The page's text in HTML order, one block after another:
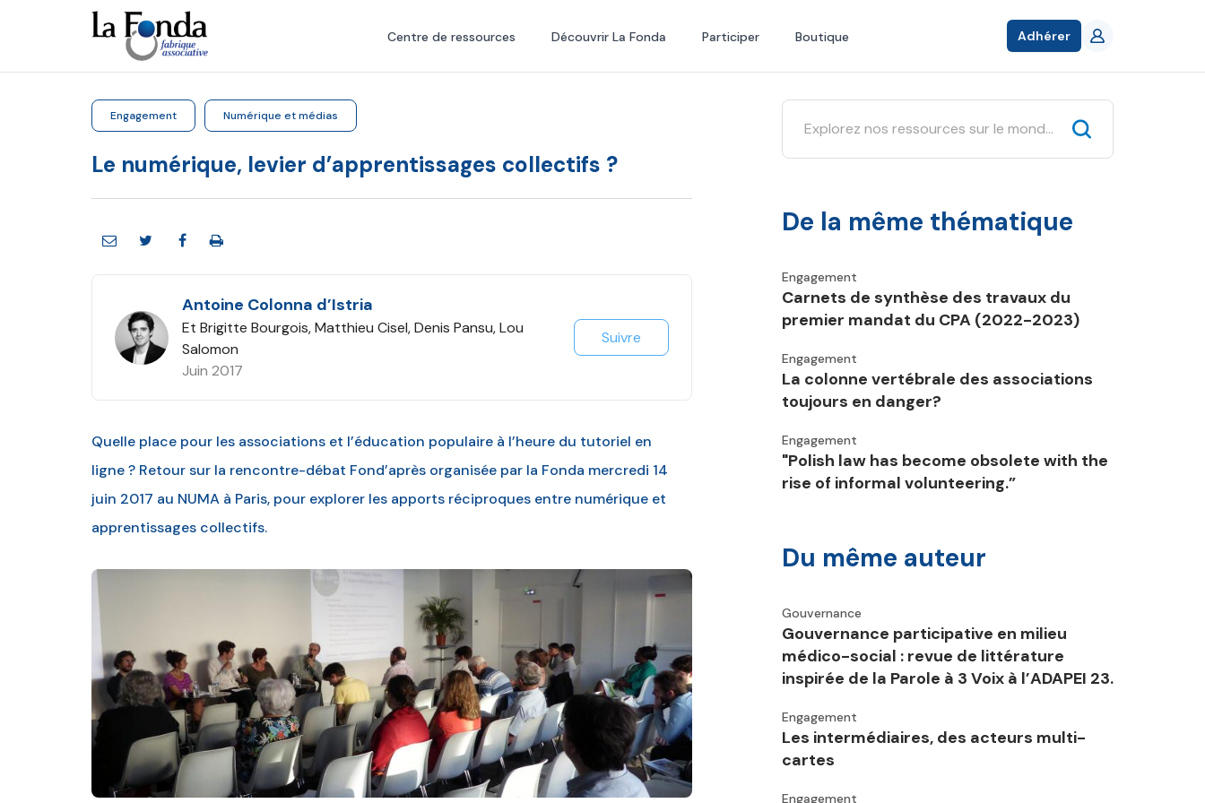
principal
Centre de ressources Découvrir La Fonda Participer Boutique Adhérer
Engagement Numérique et médias
Le numérique, levier d’apprentissages collectifs ?
Antoine Colonna d’Istria
Et Brigitte Bourgois, Matthieu Cisel, Denis Pansu, Lou
Salomon
Juin 2017
Suivre
Quelle place pour les associations et l’éducation populaire à l’heure du tutoriel en
ligne ? Retour sur la rencontre-débat Fond’après organisée par la Fonda mercredi 14
juin 2017 au NUMA à Paris, pour explorer les apports réciproques entre numérique et
apprentissages collectifs.
De la même thématique
Engagement
Carnets de synthèse des travaux du
premier mandat du CPA (2022-2023)
Engagement
La colonne vertébrale des associations
toujours en danger?
Engagement
"Polish law has become obsolete with the
rise of informal volunteering.”
Du même auteur
Gouvernance
Gouvernance participative en milieu
médico-social : revue de littérature
inspirée de la Parole à 3 Voix à l’ADAPEI 23.
Engagement
Les intermédiaires, des acteurs multi-
cartes
Engagement